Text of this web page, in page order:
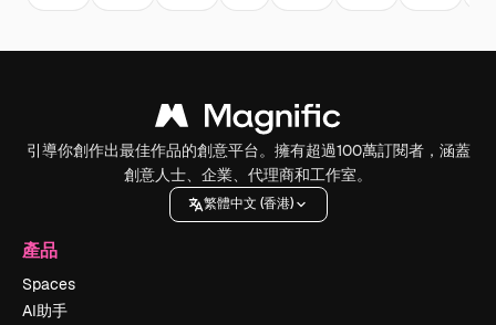
引導你創作出最佳作品的創意平台。擁有超過100萬訂閱者，涵蓋
創意人士、企業、代理商和工作室。
繁體中文 (香港)
產品
Spaces
AI助手